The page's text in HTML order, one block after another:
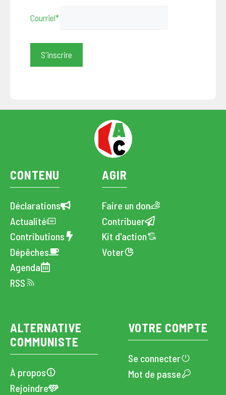
Courriel*
CONTENU
Déclarations
Actualité
Contributions
Dépêches
Agenda
RSS
AGIR
Faire un don
Contribuer
Kit d'action
Voter
ALTERNATIVE
COMMUNISTE
À propos
Rejoindre
VOTRE COMPTE
Se connecter
Mot de passe